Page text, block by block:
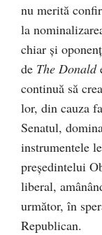
nu merită
la
chiar și
de The Donald
continuă să
lor, din cauza
Senatul,
instrumentele
președintelui
liberal,
următor, în
Republican.